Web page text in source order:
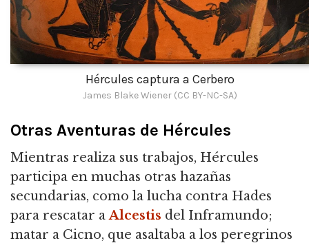
Hércules captura a Cerbero
James Blake Wiener (CC BY-NC-SA)
Otras Aventuras de Hércules
Mientras realiza sus trabajos, Hércules
participa en muchas otras hazañas
secundarias, como la lucha contra Hades
para rescatar aAlcestis del Inframundo;
matar a Cicno, que asaltaba a los peregrinos